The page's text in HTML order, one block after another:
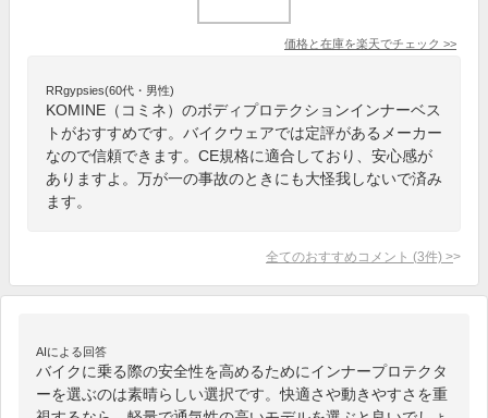
価格と在庫を楽天でチェック >>
RRgypsies(60代・男性)
KOMINE（コミネ）のボディプロテクションインナーベス
トがおすすめです。バイクウェアでは定評があるメーカー
なので信頼できます。CE規格に適合しており、安心感が
ありますよ。万が一の事故のときにも大怪我しないで済み
ます。
全てのおすすめコメント (3件) >
AIによる回答
バイクに乗る際の安全性を高めるためにインナープロテクタ
ーを選ぶのは素晴らしい選択です。快適さや動きやすさを重